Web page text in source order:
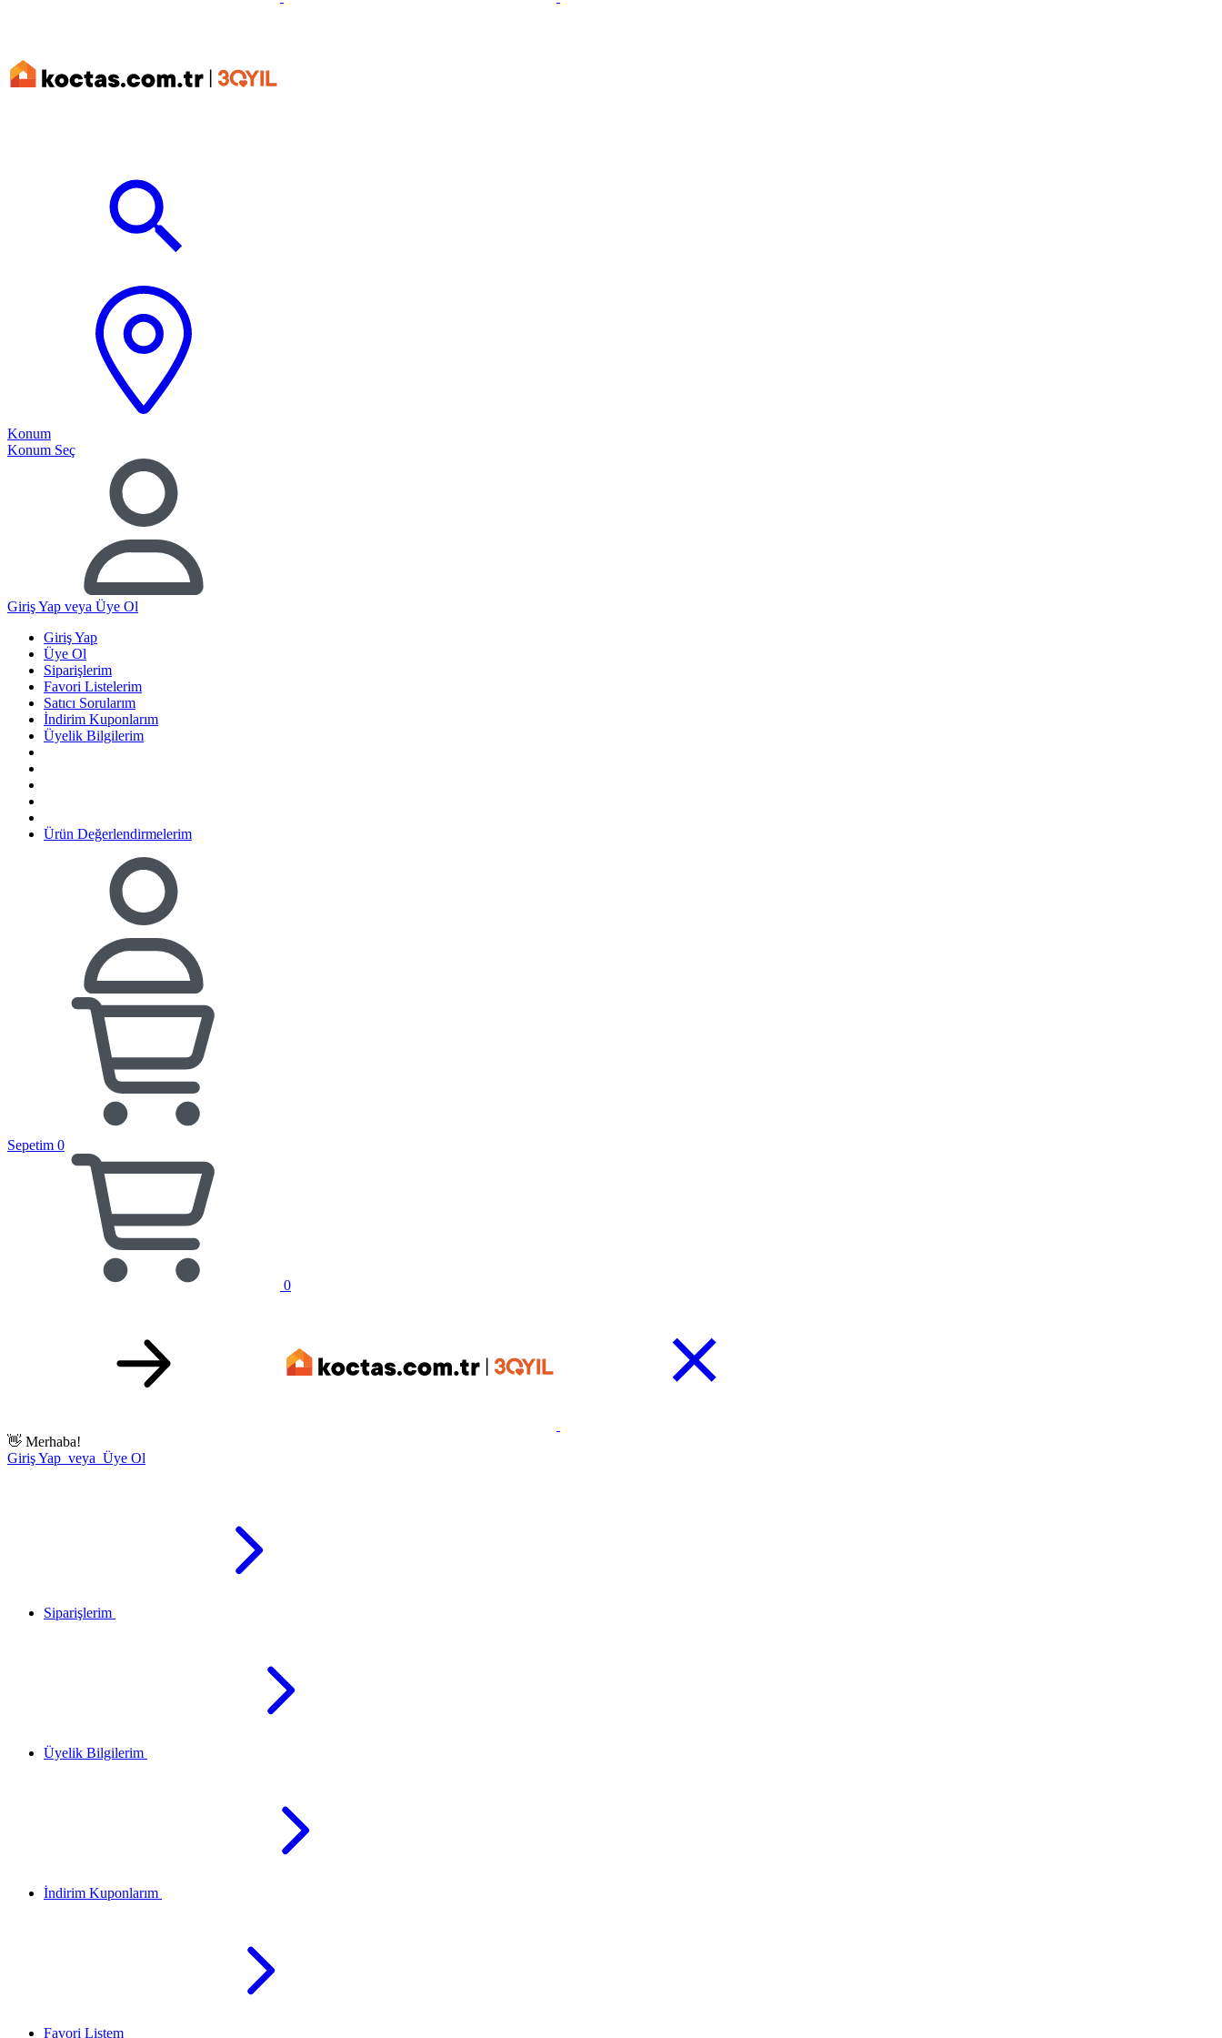
Konum
Konum Seç
Giriş Yap veya Üye Ol
Giriş Yap
Üye Ol
Siparişlerim
Favori Listelerim
Satıcı Sorularım
İndirim Kuponlarım
Üyelik Bilgilerim
Ürün Değerlendirmelerim
Sepetim 0
0
👋 Merhaba!
Giriş Yap veya Üye Ol
Siparişlerim
Üyelik Bilgilerim
İndirim Kuponlarım
Favori Listem